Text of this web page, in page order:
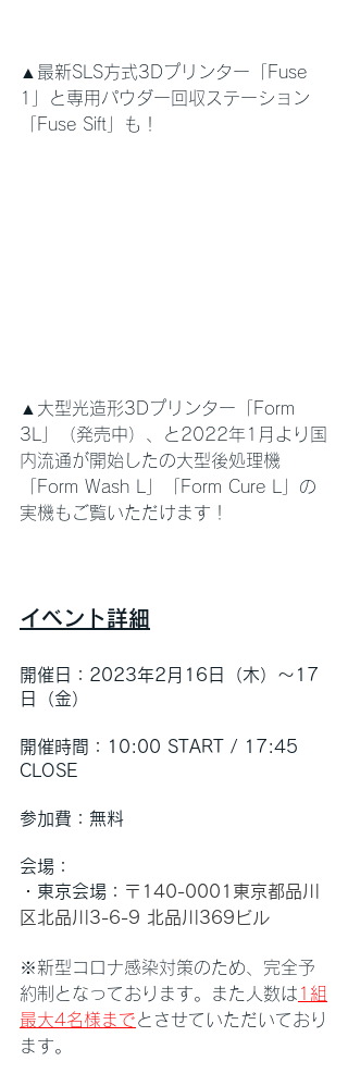
▲最新SLS方式3Dプリンター「Fuse
1」と専用パウダー回収ステーション
「Fuse Sift」も！
▲大型光造形3Dプリンター「Form
3L」（発売中）、と2022年1月より国
内流通が開始したの大型後処理機
「Form Wash L」「Form Cure L」の
実機もご覧いただけます！
イベント詳細
開催日：2023年2月16日（木）〜17
日（金）
開催時間：10:00 START / 17:45
CLOSE
参加費：無料
会場：
・東京会場： 〒140-0001東京都品川
区北品川3-6-9 北品川369ビル
※新型コロナ感染対策のため、完全予
約制となっております。また人数は 1組
最大4名様までとさせていただいており
ます。